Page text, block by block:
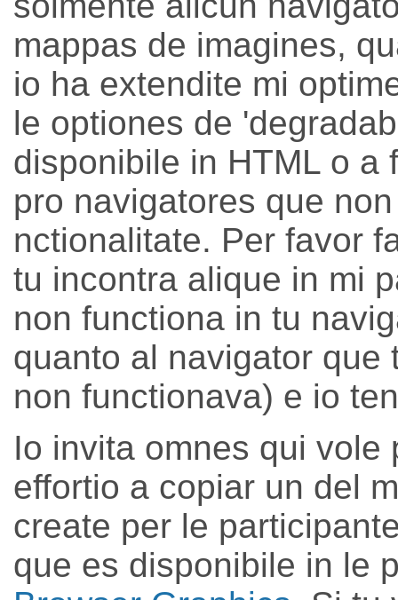
mappas de imagines,
io ha extendite mi
le optiones de
disponibile in HTML o a
pro navigatores que
nctionalitate. Per favor
tu incontra alique in mi
non functiona in tu
quanto al navigator que
non functionava) e io
Io invita omnes qui vole
effortio a copiar un del
create per le
que es disponibile in le